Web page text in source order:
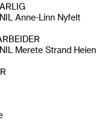
Anne-Linn Nyfelt
Merete Strand Heien